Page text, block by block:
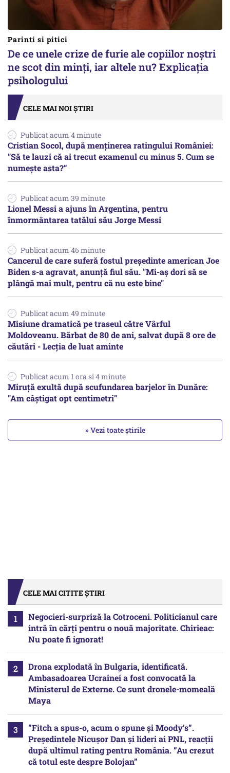
Parinti si pitici
De ce unele crize de furie ale copiilor noștri
ne scot din minți, iar altele nu? Explicația
psihologului
CELE MAI NOI ȘTIRI
Publicat acum 4 minute
Cristian Socol, după menținerea ratingului României:
"Să te lauzi că ai trecut examenul cu minus 5. Cum se
numește asta?”
Publicat acum 39 minute
Lionel Messi a ajuns în Argentina, pentru
înmormântarea tatălui său Jorge Messi
Publicat acum 46 minute
Cancerul de care suferă fostul preşedinte american Joe
Biden s-a agravat, anunță fiul său. "Mi-aș dori să se
plângă mai mult, pentru că nu este bine"
Publicat acum 49 minute
Misiune dramatică pe traseul către Vârful
Moldoveanu. Bărbat de 80 de ani, salvat după 8 ore de
căutări - Lecția de luat aminte
Publicat acum 1 ora si 4 minute
Miruță exultă după scufundarea barjelor în Dunăre:
"Am câștigat opt centimetri"
» Vezi toate știrile
CELE MAI CITITE ȘTIRI
Negocieri-surpriză la Cotroceni. Politicianul care
intră în cărți pentru o nouă majoritate. Chirieac:
Nu poate fi ignorat!
Drona explodată în Bulgaria, identificată.
Ambasadoarea Ucrainei a fost convocată la
Ministerul de Externe. Ce sunt dronele-momeală
Maya
”Fitch a spus-o, acum o spune și Moody’s”.
Președintele Nicușor Dan și lideri ai PNL, reacții
după ultimul rating pentru România. ”Au crezut
că totul este despre Bolojan”